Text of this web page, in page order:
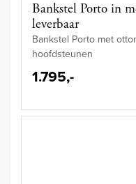
Bankstel Porto in
leverbaar
Bankstel Porto met
hoofdsteunen
1.795,-